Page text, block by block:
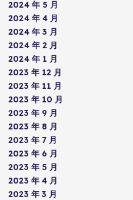
2024 年 5 月
2024 年 4 月
2024 年 3 月
2024 年 2 月
2024 年 1 月
2023 年 12 月
2023 年 11 月
2023 年 10 月
2023 年 9 月
2023 年 8 月
2023 年 7 月
2023 年 6 月
2023 年 5 月
2023 年 4 月
2023 年 3 月